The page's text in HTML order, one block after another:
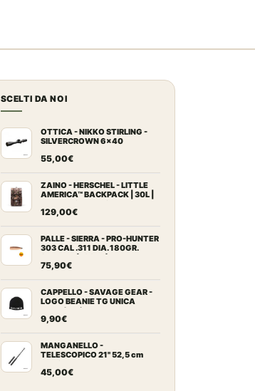
SCELTI DA NOI
OTTICA - NIKKO STIRLING -
SILVERCROWN 6x40
55,00€
ZAINO - HERSCHEL - LITTLE
AMERICA™ BACKPACK | 30L |
129,00€
PALLE - SIERRA - PRO-HUNTER
303 CAL .311 DIA. 180GR.
SPITZER (100PZ)
75,90€
CAPPELLO - SAVAGE GEAR -
LOGO BEANIE TG UNICA
Black/White
9,90€
MANGANELLO -
TELESCOPICO 21" 52,5 cm
45,00€